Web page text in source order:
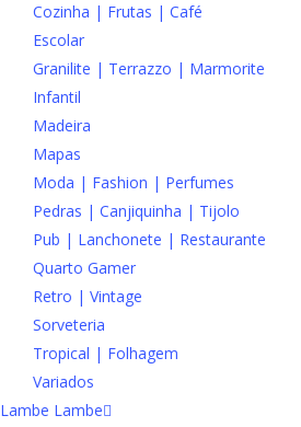
Cozinha | Frutas | Café
Escolar
Granilite | Terrazzo | Marmorite
Infantil
Madeira
Mapas
Moda | Fashion | Perfumes
Pedras | Canjiquinha | Tijolo
Pub | Lanchonete | Restaurante
Quarto Gamer
Retro | Vintage
Sorveteria
Tropical | Folhagem
Variados
Lambe Lambe